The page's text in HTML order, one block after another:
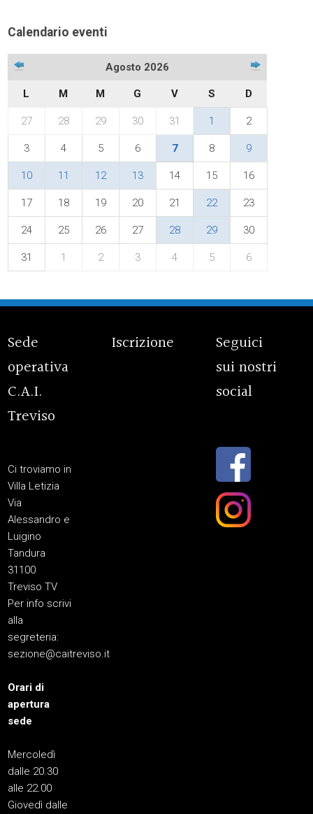
Calendario eventi
Agosto 2026
L M M G V S D
27 28 29 30 31 1 2
3 4 5 6 7 8 9
10 11 12 13 14 15 16
17 18 19 20 21 22 23
24 25 26 27 28 29 30
31 1 2 3 4 5 6
Sede
operativa
C.A.I.
Treviso
Ci troviamo in
Villa Letizia
Via
Alessandro e
Luigino
Tandura
31100
Treviso TV
Per info scrivi
alla
segreteria:
sezione@caitreviso.it
Orari di
apertura
sede
Mercoledì
dalle 20.30
alle 22.00
Giovedì dalle
Iscrizione
Seguici
sui nostri
social